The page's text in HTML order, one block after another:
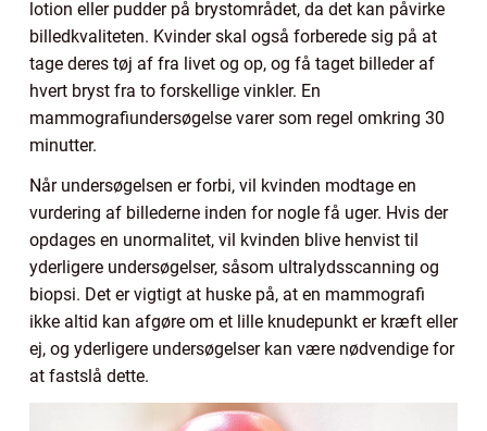
lotion eller pudder på brystområdet, da det kan påvirke
billedkvaliteten. Kvinder skal også forberede sig på at
tage deres tøj af fra livet og op, og få taget billeder af
hvert bryst fra to forskellige vinkler. En
mammografiundersøgelse varer som regel omkring 30
minutter.
Når undersøgelsen er forbi, vil kvinden modtage en
vurdering af billederne inden for nogle få uger. Hvis der
opdages en unormalitet, vil kvinden blive henvist til
yderligere undersøgelser, såsom ultralydsscanning og
biopsi. Det er vigtigt at huske på, at en mammografi
ikke altid kan afgøre om et lille knudepunkt er kræft eller
ej, og yderligere undersøgelser kan være nødvendige for
at fastslå dette.